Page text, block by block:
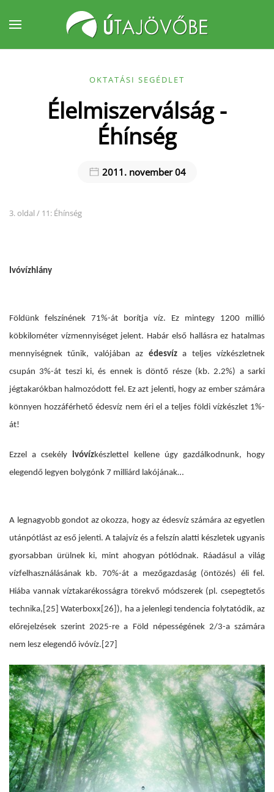
Fő tartalom átugrása
OKTATÁSI SEGÉDLET
Élelmiszerválság -
Éhínség
2011. november 04
3. oldal / 11: Éhínség
Ivóvízhiány
Földünk felszínének 71%-át borítja víz. Ez mintegy 1200 millió
köbkilométer vízmennyiséget jelent. Habár első hallásra ez hatalmas
mennyiségnek tűnik, valójában az édesvíza teljes vízkészletnek
csupán 3%-át teszi ki, és ennek is döntő része (kb. 2.2%) a sarki
jégtakarókban halmozódott fel. Ez azt jelenti, hogy az ember számára
könnyen hozzáférhető édesvíz nem éri el a teljes földi vízkészlet 1%-
át!
Ezzel a csekély ivóvízkészlettel kellene úgy gazdálkodnunk, hogy
elegendő legyen bolygónk 7 milliárd lakójának…
A legnagyobb gondot az okozza, hogy az édesvíz számára az egyetlen
utánpótlást az eső jelenti. A talajvíz és a felszín alatti készletek ugyanis
gyorsabban ürülnek ki, mint ahogyan pótlódnak. Ráadásul a világ
vízfelhasználásának kb. 70%-át a mezőgazdaság (öntözés) éli fel.
Hiába vannak víztakarékosságra törekvő módszerek (pl. csepegtetős
technika, [25] Waterboxx [26] ), ha a jelenlegi tendencia folytatódik, az
előrejelzések szerint 2025-re a Föld népességének 2/3-a számára
nem lesz elegendő ivóvíz. [27]